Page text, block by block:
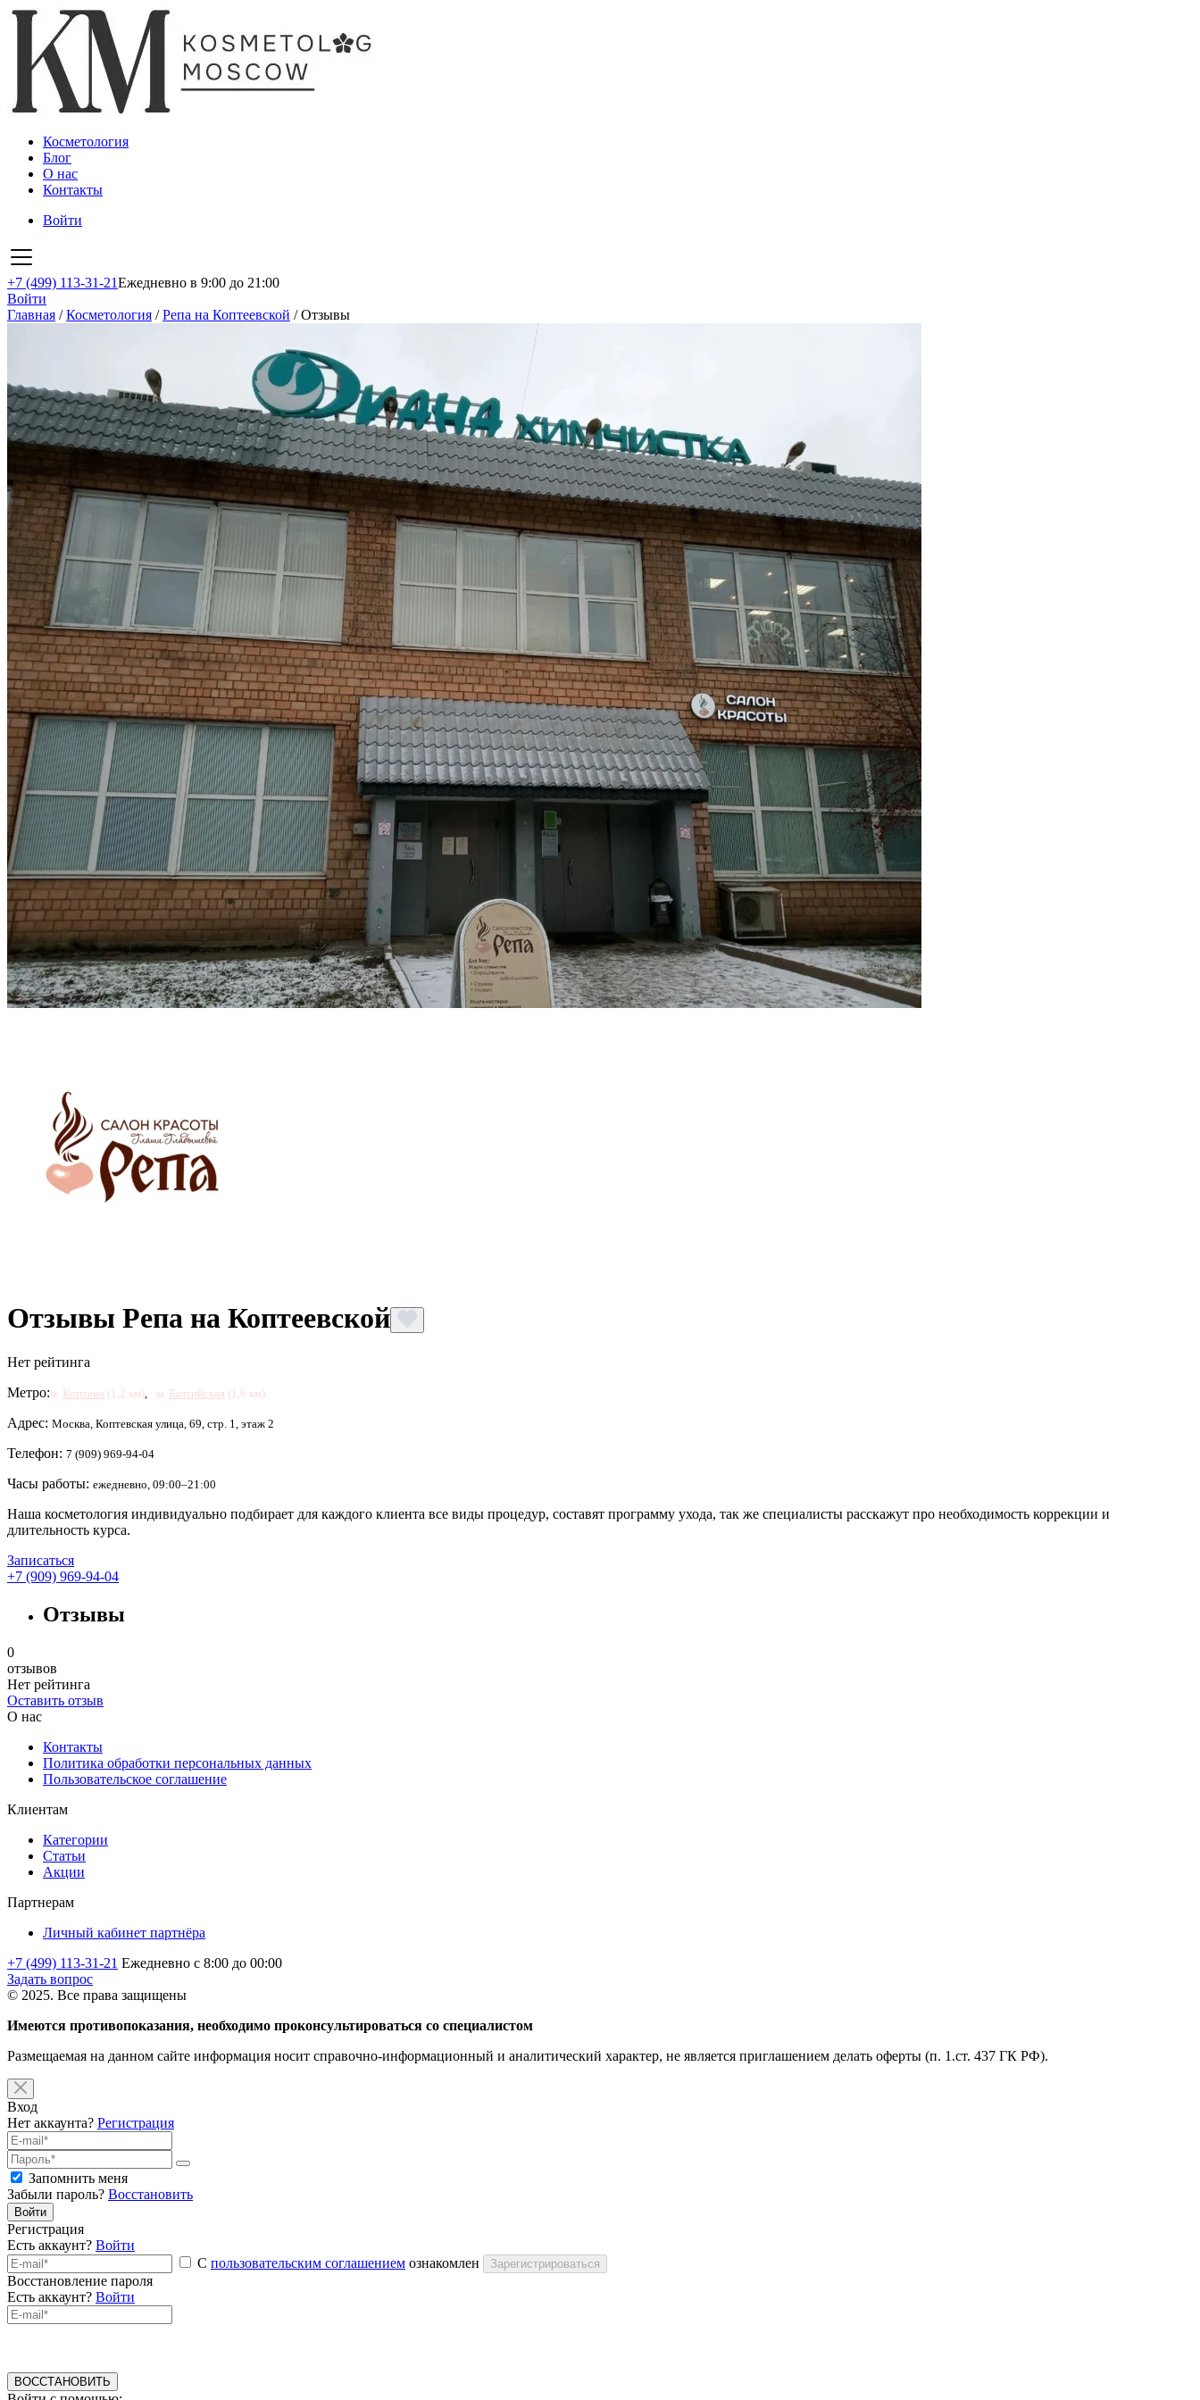
Косметология
Блог
О нас
Контакты
Войти
+7 (499) 113-31-21Ежедневно в 9:00 до 21:00
Войти
Главная /Косметология /Репа на Коптеевской /Отзывы
Отзывы Репа на Коптеевской
Нет рейтинга
Метро:м. Коптево (1,2 км) м. Балтийская (1,6 км)
Адрес: Москва, Коптевская улица, 69, стр. 1, этаж 2
Телефон: 7 (909) 969-94-04
Часы работы: ежедневно, 09:00–21:00
Наша косметология индивидуально подбирает для каждого клиента все виды процедур, составят программу ухода, так же специалисты расскажут про необходимость коррекции и
длительность курса.
Записаться
+7 (909) 969-94-04
Отзывы
0
отзывов
Нет рейтинга
Оставить отзыв
О нас
Контакты
Политика обработки персональных данных
Пользовательское соглашение
Клиентам
Категории
Статьи
Акции
Партнерам
Личный кабинет партнёра
+7 (499) 113-31-21 Ежедневно с 8:00 до 00:00
Задать вопрос
© 2025. Все права защищены
Имеются противопоказания, необходимо проконсультироваться со специалистом
Размещаемая на данном сайте информация носит справочно-информационный и аналитический характер, не является приглашением делать оферты (п. 1.ст. 437 ГК РФ).
Вход
Нет аккаунта? Регистрация
Запомнить меня
Забыли пароль? Восстановить
Войти
Регистрация
Есть аккаунт? Войти
С пользовательским соглашением ознакомлен Зарегистрироваться
Восстановление пароля
Есть аккаунт? Войти
ВОССТАНОВИТЬ